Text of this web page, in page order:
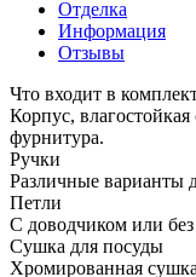
Отделка
Информация
Отзывы
Что входит в
Корпус,
фурнитура.
Ручки
Различные варианты
Петли
С доводчиком или
Сушка для посуды
Хромированная